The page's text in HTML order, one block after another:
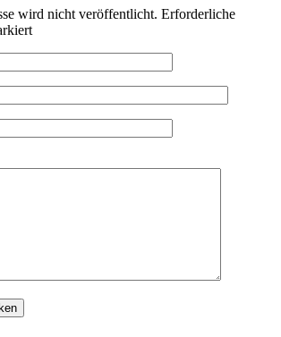
wird nicht veröffentlicht. Erforderliche